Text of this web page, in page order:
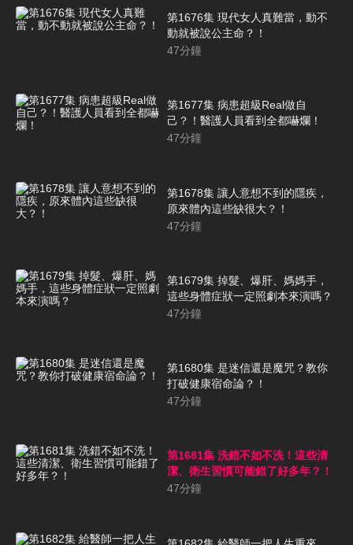
第1676集 現代女人真難當，動不
動就被說公主命？！
47分鐘
第1677集 病患超級Real做自
己？！醫護人員看到全都嚇爛！
47分鐘
第1678集 讓人意想不到的隱疾，
原來體內這些缺很大？！
47分鐘
第1679集 掉髮、爆肝、媽媽手，
這些身體症狀一定照劇本來演嗎？
47分鐘
第1680集 是迷信還是魔咒？教你
打破健康宿命論？！
47分鐘
第1681集 洗錯不如不洗！這些清
潔、衛生習慣可能錯了好多年？！
47分鐘